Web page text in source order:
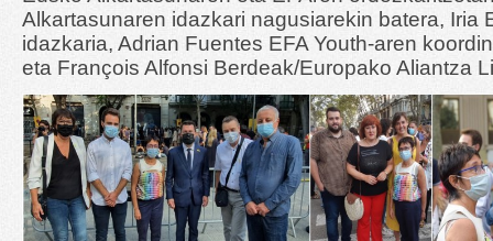
Alkartasunaren idazkari nagusiarekin batera, Iria
idazkaria, Adrian Fuentes EFA Youth-aren
eta François Alfonsi Berdeak/Europako Aliantza